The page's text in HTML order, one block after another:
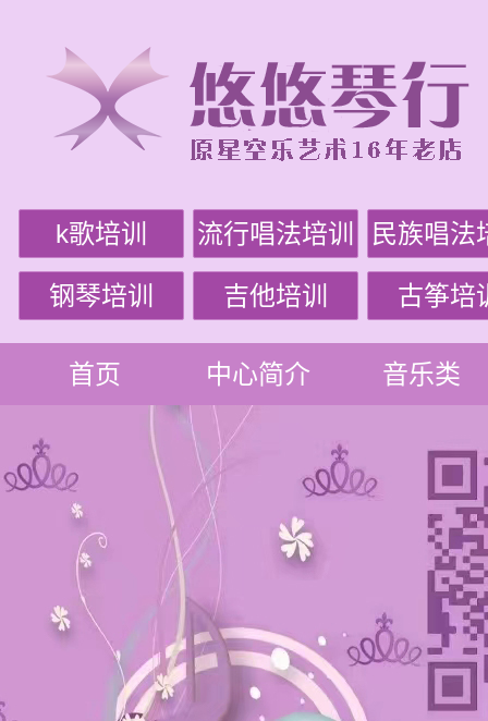
k歌培训 流行唱法培训 民族唱法
钢琴培训 吉他培训 古筝培
首页 中心简介 音乐类